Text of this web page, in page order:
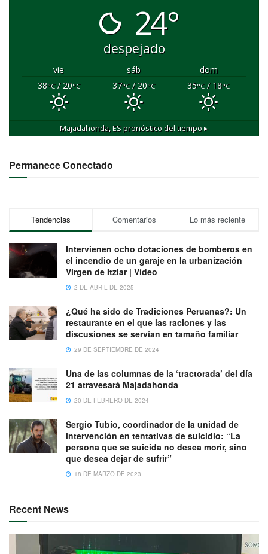
24°
despejado
vie sáb
dom
38°C/ 20°C 37°C/ 20°C 35°C/ 18°C
Majadahonda, ESpronóstico del tiempo ▸
Permanece Conectado
Tendencias Comentarios Lo más reciente
Intervienen ocho dotaciones de bomberos en
el incendio de un garaje en la urbanización
Virgen de Itziar | Vídeo
2 DE ABRIL DE 2025
¿Qué ha sido de Tradiciones Peruanas?: Un
restaurante en el que las raciones y las
discusiones se servían en tamaño familiar
29 DE SEPTIEMBRE DE 2024
Una de las columnas de la ‘tractorada’ del día
21 atravesará Majadahonda
20 DE FEBRERO DE 2024
Sergio Tubío, coordinador de la unidad de
intervención en tentativas de suicidio: “La
persona que se suicida no desea morir, sino
que desea dejar de sufrir”
18 DE MARZO DE 2023
Recent News